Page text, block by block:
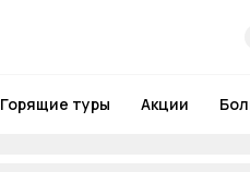
Горящие туры Акции